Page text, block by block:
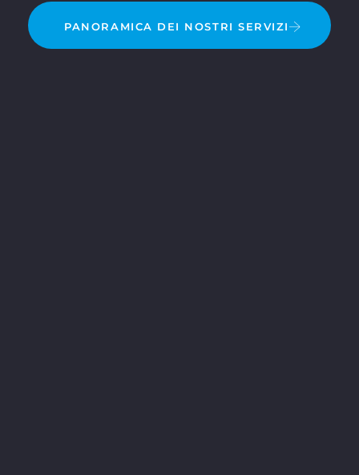
PANORAMICA DEI NOSTRI SERVIZI